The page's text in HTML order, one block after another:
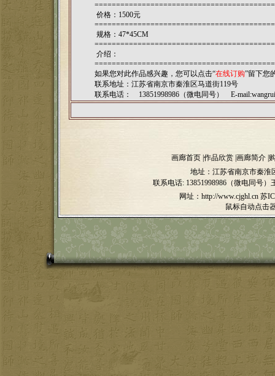
价格：1500元
规格：47*45CM
介绍：
如果您对此作品感兴趣，您可以点击“在线订购”留下您
联系地址：江苏省南京市秦淮区马道街119号
联系电话： 13851998986（微电同号） E-mail:
画廊首页 作品欣赏 画廊简介
地址：江苏省南京市秦淮
联系电话: 13851998986（微电同号）
网址：http://www.cjghl.cn 苏
鼠标自动点击